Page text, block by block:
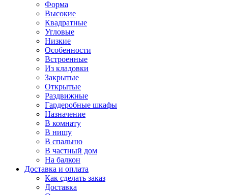
Форма
Высокие
Квадратные
Угловые
Низкие
Особенности
Встроенные
Из кладовки
Закрытые
Открытые
Раздвижные
Гардеробные шкафы
Назначение
В комнату
В нишу
В спальню
В частный дом
На балкон
Доставка и оплата
Как сделать заказ
Доставка